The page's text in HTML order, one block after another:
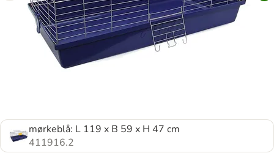
mørkeblå: L 119 x B 59 x H 47 cm
411916.2